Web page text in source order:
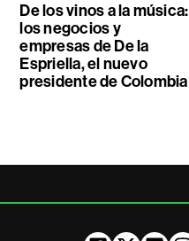
De los vinos a la música:
los negocios y
empresas de De la
Espriella, el nuevo
presidente de Colombia